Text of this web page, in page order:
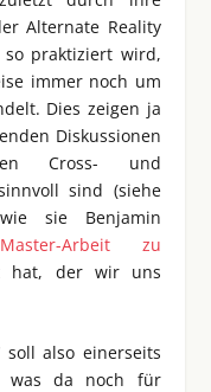
Alternate Reality
so praktiziert wird,
immer noch um
Dies zeigen ja
Diskussionen
Cross- und
sind (siehe
sie Benjamin
Master-Arbeit zu
hat, der wir uns
soll also einerseits
was da noch für